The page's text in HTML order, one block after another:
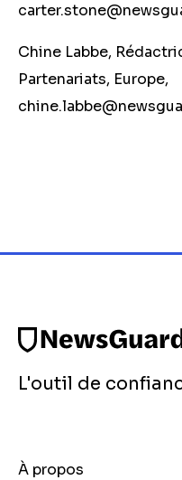
Chine Labbe, Ré
Partenariats, Europe,
chine.labbe@
L'outil de
À propos